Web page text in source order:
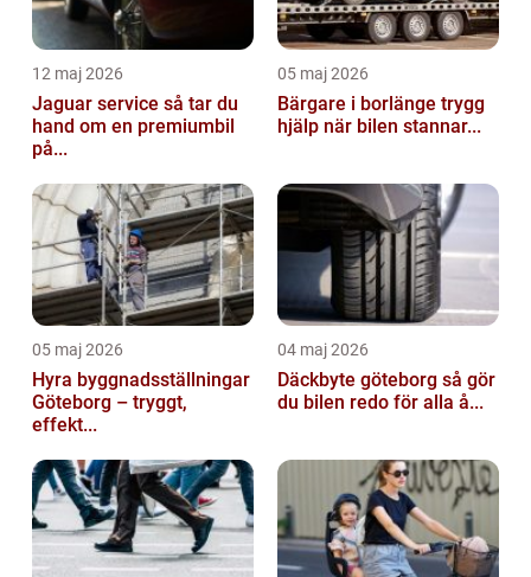
12 maj 2026
Jaguar service så tar du
hand om en premiumbil
på...
05 maj 2026
Bärgare i borlänge trygg
hjälp när bilen stannar...
05 maj 2026
Hyra byggnadsställningar
Göteborg – tryggt,
effekt...
04 maj 2026
Däckbyte göteborg så gör
du bilen redo för alla å...